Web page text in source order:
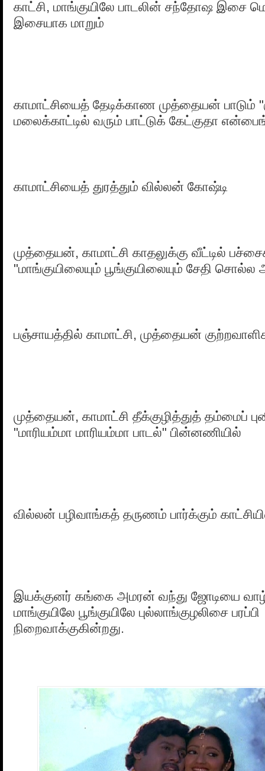
காட்சி, மாங்குயிலே பாடலின் சந்தோஷ இசை
இசையாக மாறும்
காமாட்சியைத் தேடிக்காண முத்தையன் பாடும்
மலைக்காட்டில் வரும் பாட்டுக் கேட்குதா
காமாட்சியைத் துரத்தும் வில்லன் கோஷ்டி
முத்தையன், காமாட்சி காதலுக்கு வீட்டில்
"மாங்குயிலையும் பூங்குயிலையும் சேதி
பஞ்சாயத்தில் காமாட்சி, முத்தையன்
முத்தையன், காமாட்சி தீக்குழித்துத் தம்மைப்
"மாரியம்மா மாரியம்மா பாடல்" பின்னணியில்
வில்லன் பழிவாங்கத் தருணம் பார்க்கும்
இயக்குனர் கங்கை அமரன் வந்து ஜோடியை
மாங்குயிலே பூங்குயிலே புல்லாங்குழலிசை பரப்பி
நிறைவாக்குகின்றது.